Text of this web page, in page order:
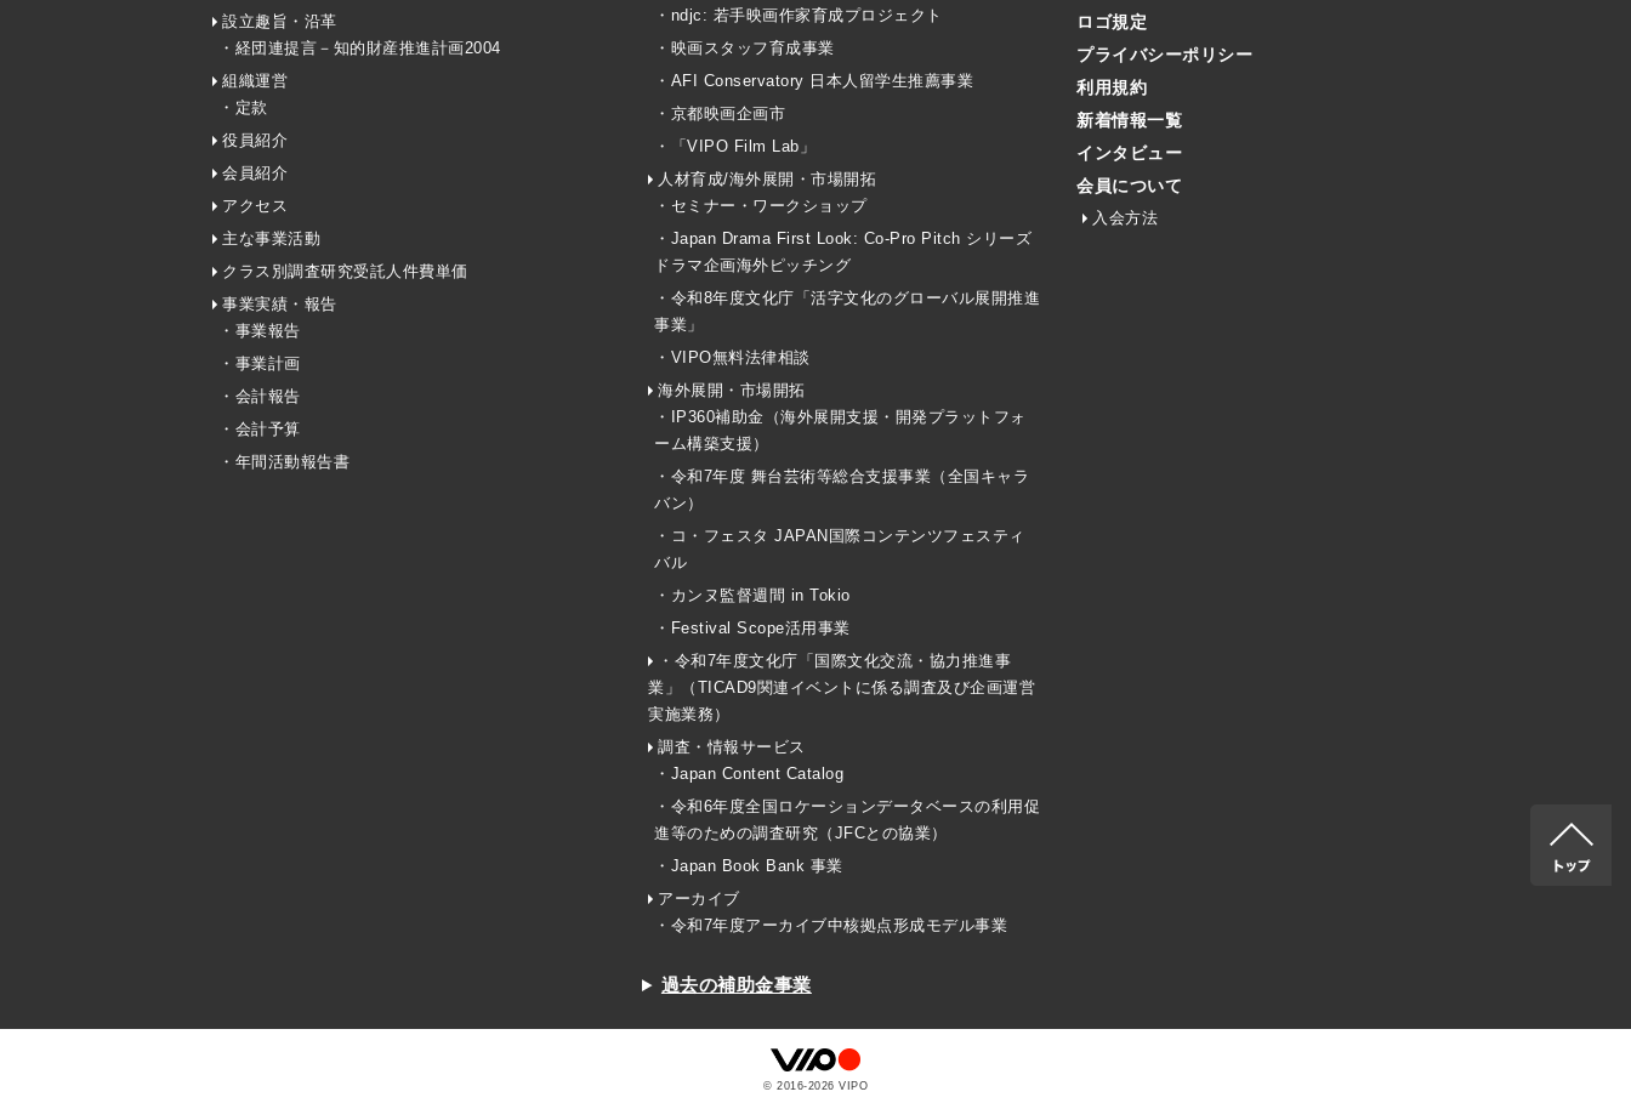
設立趣旨・沿革
・経団連提言－知的財産推進計画2004
組織運営
・定款
役員紹介
会員紹介
アクセス
主な事業活動
クラス別調査研究受託人件費単価
事業実績・報告
・事業報告
・事業計画
・会計報告
・会計予算
・年間活動報告書
・ndjc: 若手映画作家育成プロジェクト
・映画スタッフ育成事業
・AFI Conservatory 日本人留学生推薦事業
・京都映画企画市
・「VIPO Film Lab」
人材育成/海外展開・市場開拓
・セミナー・ワークショップ
・Japan Drama First Look: Co-Pro Pitch シリーズ
ドラマ企画海外ピッチング
・令和8年度文化庁「活字文化のグローバル展開推進
事業」
・VIPO無料法律相談
海外展開・市場開拓
・IP360補助金（海外展開支援・開発プラットフォ
ーム構築支援）
・令和7年度 舞台芸術等総合支援事業（全国キャラ
バン）
・コ・フェスタ JAPAN国際コンテンツフェスティ
バル
・カンヌ監督週間 in Tokio
・Festival Scope活用事業
・令和7年度文化庁「国際文化交流・協力推進事
業」（TICAD9関連イベントに係る調査及び企画運営
実施業務）
調査・情報サービス
・Japan Content Catalog
・令和6年度全国ロケーションデータベースの利用促
進等のための調査研究（JFCとの協業）
・Japan Book Bank 事業
アーカイブ
・令和7年度アーカイブ中核拠点形成モデル事業
過去の補助金事業
ロゴ規定
プライバシーポリシー
利用規約
新着情報一覧
インタビュー
会員について
入会方法
© 2016-2026 VIPO